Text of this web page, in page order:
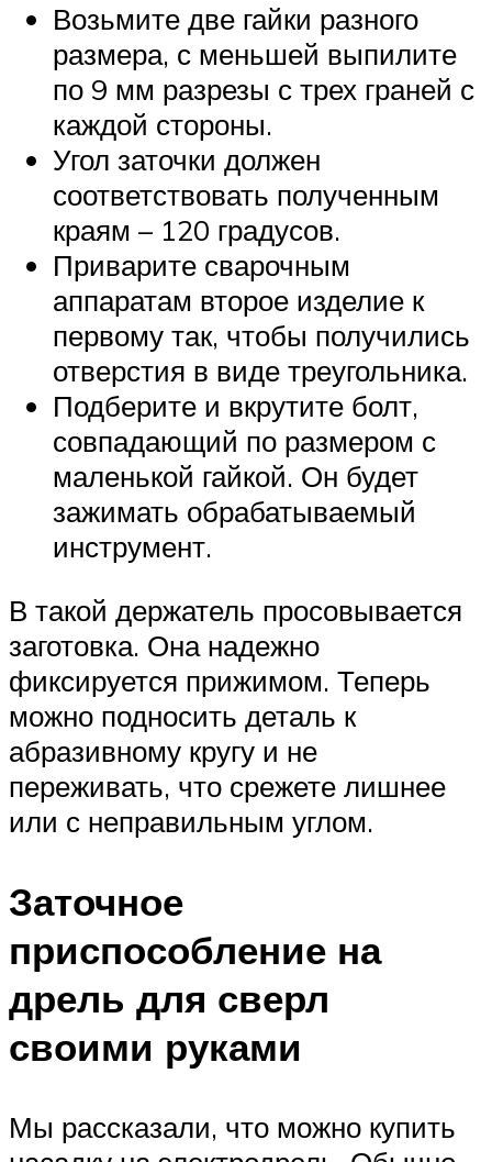
Возьмите две гайки разного
размера, с меньшей выпилите
по 9 мм разрезы с трех граней с
каждой стороны.
Угол заточки должен
соответствовать полученным
краям – 120 градусов.
Приварите сварочным
аппаратам второе изделие к
первому так, чтобы получились
отверстия в виде треугольника.
Подберите и вкрутите болт,
совпадающий по размером с
маленькой гайкой. Он будет
зажимать обрабатываемый
инструмент.
В такой держатель просовывается
заготовка. Она надежно
фиксируется прижимом. Теперь
можно подносить деталь к
абразивному кругу и не
переживать, что срежете лишнее
или с неправильным углом.
Заточное
приспособление на
дрель для сверл
своими руками
Мы рассказали, что можно купить